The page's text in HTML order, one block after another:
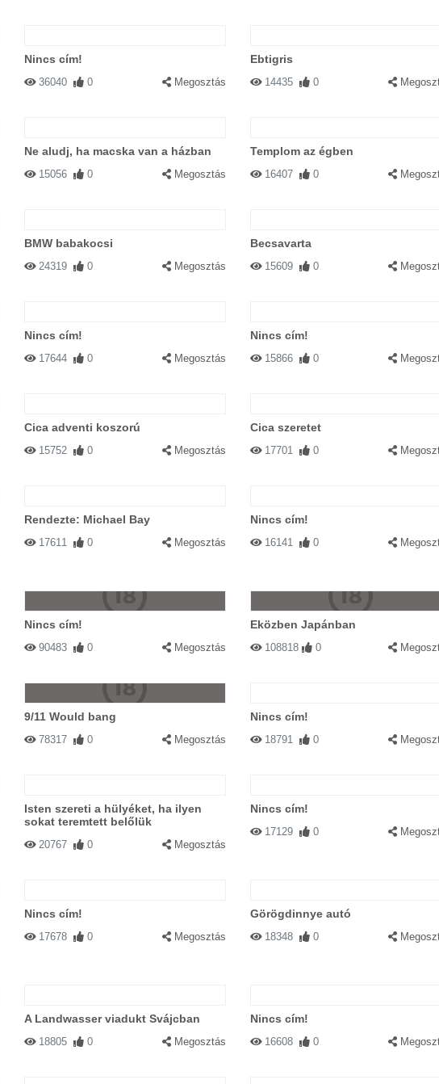
Nincs cím!
36040 0 Megosztás
Ebtigris
14435 0
Ne aludj, ha macska van a házban
15056 0 Megosztás
Templom az égben
16407 0
BMW babakocsi
24319 0 Megosztás
Becsavarta
15609 0
Nincs cím!
17644 0 Megosztás
Nincs cím!
15866 0
Cica adventi koszorú
15752 0 Megosztás
Cica szeretet
17701 0
Rendezte: Michael Bay
17611 0 Megosztás
Nincs cím!
16141 0
Nincs cím!
90483 0 Megosztás
Eközben Japánban
108818 0
9/11 Would bang
78317 0 Megosztás
Nincs cím!
18791 0
Isten szereti a hülyéket, ha ilyen
sokat teremtett belőlük
20767 0 Megosztás
Nincs cím!
17129 0
Nincs cím!
17678 0 Megosztás
Görögdinnye autó
18348 0
A Landwasser viadukt Svájcban
18805 0 Megosztás
Nincs cím!
16608 0